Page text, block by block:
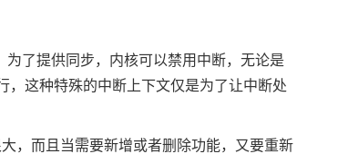
了提供同步，内核可以禁用中断，无论是
，这种特殊的中断上下文仅是为了让中断处
，而且当需要新增或者删除功能，又要重新